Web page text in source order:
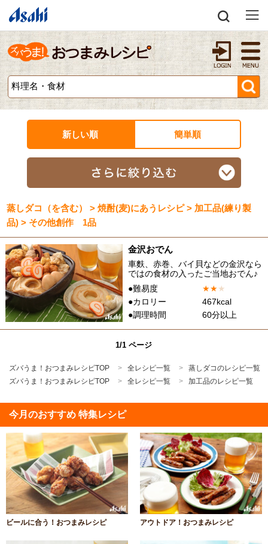
新しい順 簡単順
蒸しダコ（を含む） > 焼酎(麦)にあうレシピ > 加工品(練り製
品) > その他創作 1品
金沢おでん
車麩、赤巻、バイ貝などの金沢なら
ではの食材の入ったご当地おでん♪
●難易度
★★★
●カロリー
467kcal
●調理時間
60分以上
1/1 ページ
ズバうま！おつまみレシピTOP 全レシピ一覧
蒸しダコのレシピ一覧
ズバうま！おつまみレシピTOP
全レシピ一覧 加工品のレシピ一覧
今月のおすすめ 特集レシピ
ビールに合う！おつまみレシピ アウトドア！おつまみレシピ